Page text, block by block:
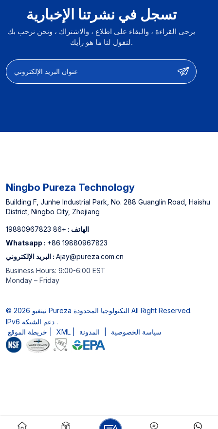
الكاملة 【OEM & ODM】:
تصميم المنتج وتخصيص وظائفه
وتحسين الأداء 【تجربة الشركة
المصنعة】: مورد مخصص
أمريكا الشمالية غير متصل
بالإنترنت و Top 3 Canner
Cannase Cannase
المصنعة】: مورد مخصص
لمحلات السوبر ماركت في
أمريكا الشمالية غير متصل
بالإنترنت و Top 3 Canner
تسجل في نشرتنا الإخبارية
يرجى القراءة ، والبقاء على اطلاع ، والاشتراك ، ونحن نرحب بك
لنقول لنا ما هو رأيك.
Ningbo Pureza Technology
Building F, Junhe Industrial Park, No. 288 Guanglin Road, Haishu
District, Ningbo City, Zhejiang
الهاتف : +86 19880967823
Whatsapp : +86 19880967823
البريد الإلكتروني : Ajay@pureza.com.cn
Business Hours: 9:00-6:00 EST
Monday – Friday
© 2026 نينغبو Pureza التكنولوجيا المحدودة All Right Reserved.
IPv6 دعم الشبكة .
خريطة الموقع
XML المدونة سياسة الخصوصية